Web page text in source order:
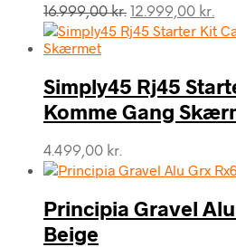
16.999,00kr. Den
oprindelige
16.999,00 kr..
12.999,00 kr.
Simply45 Rj45
Komme Gang
4.499,00 kr.
Principia Gravel
Beige